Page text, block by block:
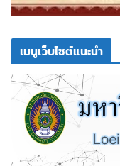
เมนูเว็บไซต์แนะนำ